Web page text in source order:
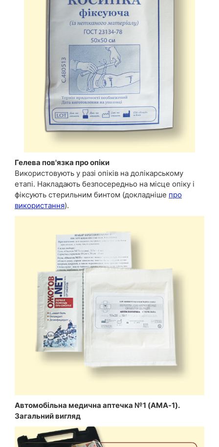
Гелева пов'язка про опіки
Використовують у разі опіків на долікарському
етапі. Накладають безпосередньо на місце опіку і
фіксують стерильним бинтом (докладніше про
використання).
Автомобільна медична аптечка №1 (АМА-1).
Загальний вигляд